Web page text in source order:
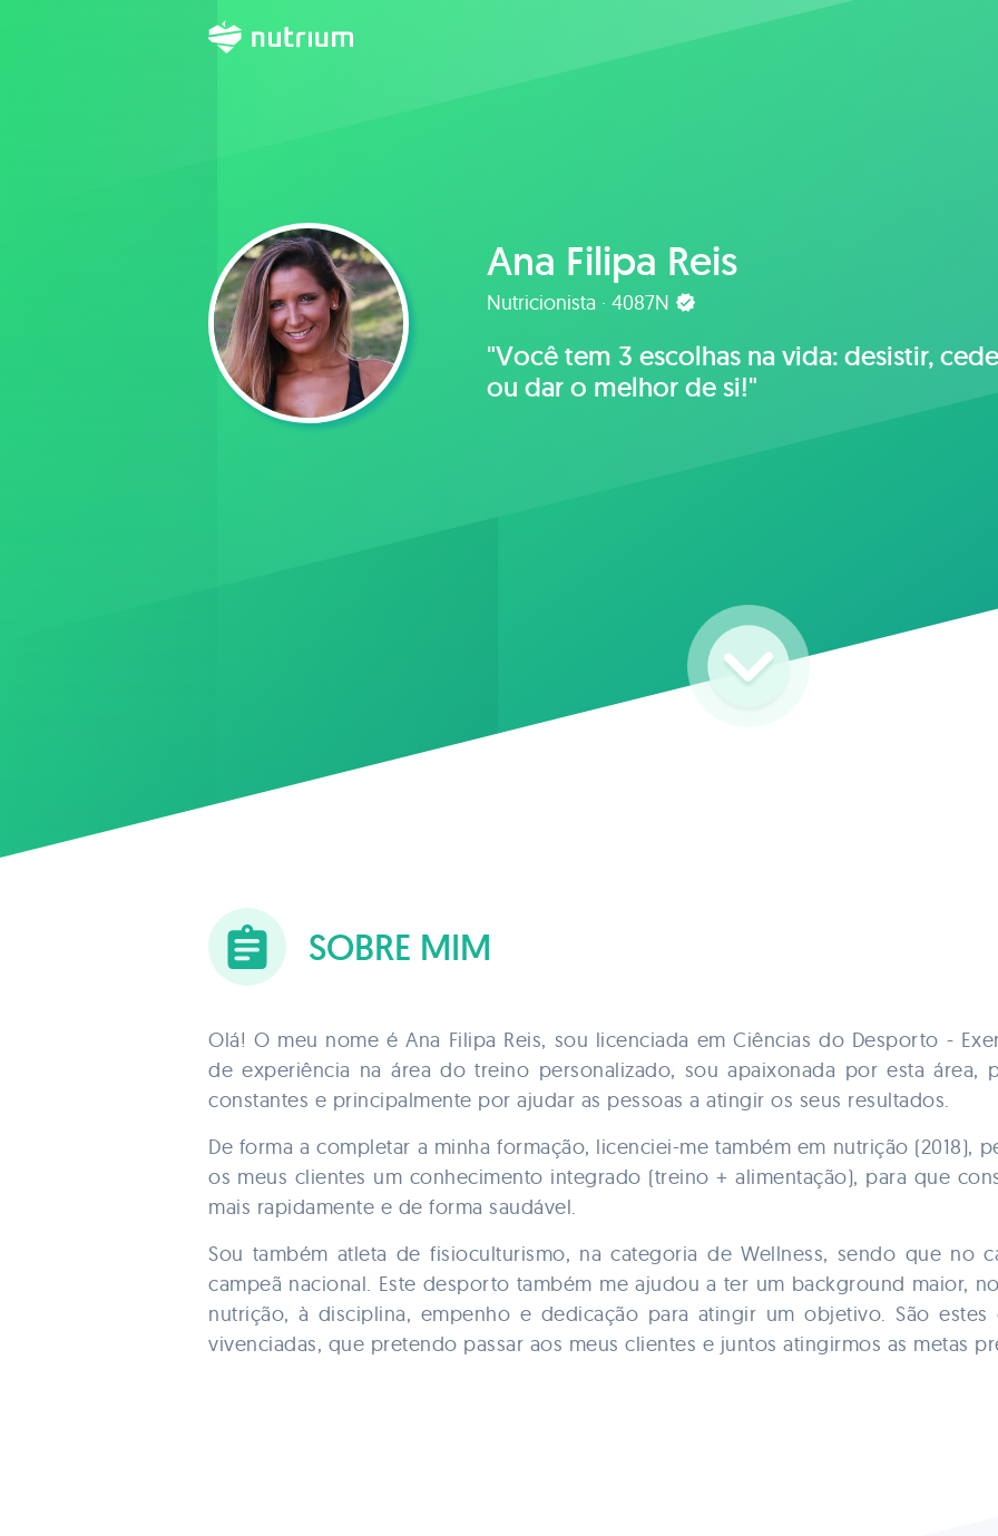
Ana Filipa Reis
Nutricionista · 4087N
"Você tem 3 escolhas na vida: desistir,
ou dar o melhor de si!"
SOBRE MIM
Olá! O meu nome é Ana Filipa Reis, sou licenciada em Ciências do Desporto -
de experiência na área do treino personalizado, sou apaixonada por esta área,
constantes e principalmente por ajudar as pessoas a atingir os seus resultados.
De forma a completar a minha formação, licenciei-me também em nutrição (2018),
os meus clientes um conhecimento integrado (treino + alimentação), para que
mais rapidamente e de forma saudável.
Sou também atleta de fisioculturismo, na categoria de Wellness, sendo que no
campeã nacional. Este desporto também me ajudou a ter um background maior,
nutrição, à disciplina, empenho e dedicação para atingir um objetivo. São estes
vivenciadas, que pretendo passar aos meus clientes e juntos atingirmos as metas